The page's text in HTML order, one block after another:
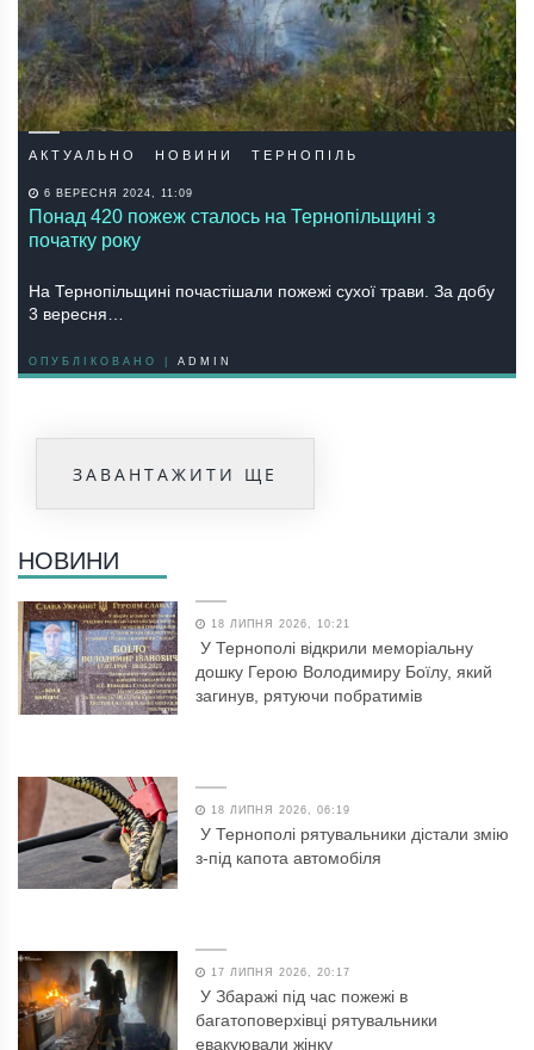
АКТУАЛЬНО НОВИНИ ТЕРНОПІЛЬ
6 ВЕРЕСНЯ 2024, 11:09
Понад 420 пожеж сталось на Тернопільщині з
початку року
На Тернопільщині почастішали пожежі сухої трави. За добу
3 вересня…
ОПУБЛІКОВАНО | ADMIN
ЗАВАНТАЖИТИ ЩЕ
НОВИНИ
18 ЛИПНЯ 2026, 10:21
У Тернополі відкрили меморіальну
дошку Герою Володимиру Боїлу, який
загинув, рятуючи побратимів
18 ЛИПНЯ 2026, 06:19
У Тернополі рятувальники дістали змію
з-під капота автомобіля
17 ЛИПНЯ 2026, 20:17
У Збаражі під час пожежі в
багатоповерхівці рятувальники
евакуювали жінку